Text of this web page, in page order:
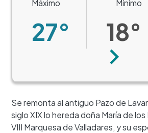
Máximo
27°
Mínimo
18°
Siguiente
Se remonta al antiguo Pazo de
siglo XIX lo hereda doña María de
VIII Marquesa de Valladares, y su